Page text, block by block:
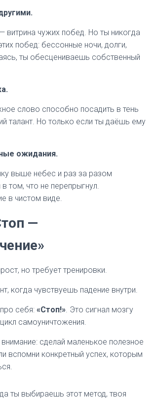
витрина чужих побед. Но ты никогда
побед: бессонные ночи, долги,
ты обесцениваешь собственный
слово способно посадить в тень
талант. Но только если ты даёшь ему
ожидания.
выше небес и раз за разом
том, что не перепрыгнул.
в чистом виде.
—
но требует тренировки.
когда чувствуешь падение внутри.
себя: «Стоп!». Это сигнал мозгу
самоуничтожения.
сделай маленькое полезное
вспомни конкретный успех, которым
ты выбираешь этот метод, твоя